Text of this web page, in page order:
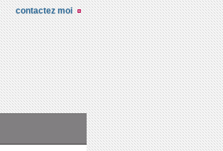
contactez moi